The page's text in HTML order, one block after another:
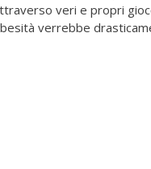
veri e propri
verrebbe